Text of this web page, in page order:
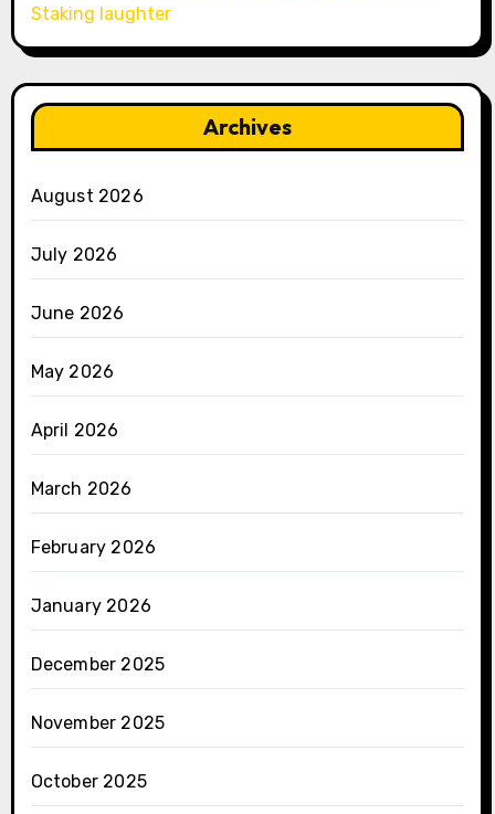
Staking laughter
Archives
August 2026
July 2026
June 2026
May 2026
April 2026
March 2026
February 2026
January 2026
December 2025
November 2025
October 2025